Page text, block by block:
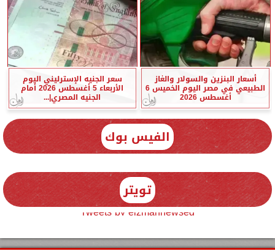
أسعار البنزين والسولار والغاز
الطبيعي في مصر اليوم الخميس 6
أغسطس 2026
سعر الجنيه الإسترليني اليوم
الأربعاء 5 أغسطس 2026 أمام
الجنيه المصري|...
الفيس بوك
تويتر
Tweets by elzmannewseg